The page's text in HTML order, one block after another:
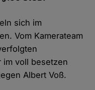
sich im
Vom Kamerateam
im voll besetzen
Albert Voß.